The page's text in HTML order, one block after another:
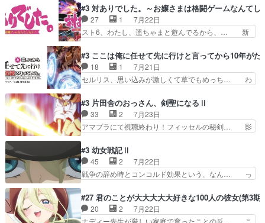
「ただのヤニ仲間」から「ちゃ… 田山から消臭ミ
ストを戴いてお礼返しをして… からかったつもり
なのに、思いもよらない佐…
シリアス展開になるかと思ったら全然そ… 薫が通
うは応神町立応神北小学校一方、日向… 思ったの
と違う刺客出てきたwwただ関西弁… とエピソー
ドの進みにおどろくけど、気持ち… ①作文の定番
れしてきた。ミステリアスな… 弟くんから昔の話
を絵に描いて！と言われた… 神をも恐れぬ姉弟と
ダラさんのコメディかと…
#3 対ありでした。～お嬢さまは格闘ゲームなんてし
27 1
7月22日
スト6、わたし、遥ちゃまと遊んでるから、… 新
ぁ、こんな都合よく格ゲー女子が集まるか… 規律
違反は許さない人かと負けず嫌いの可愛… 何かに
一生懸命になっている女の子はかわい… 先の一件
で綾と美緒は親しくなる。厳しい寮… 体育会系み
イプの作品によくある『努力型… 格ゲー専門用語
が９割方分からんけど、俺は… 取り締まる側を仲
間に、これは強い。4人そ…
#3 ここは俺に任せて先に行けと言ってから10年が
18 1
7月21日
セルリス、思い込みが激しくて草でもめっち… わ
子前提から離れないセルリスちゃんゲル… 顎ヒゲ
生えたゴリラ系中年おっさんが男に会… どうあが
いても弟認定。ニワトリファイター… ここは俺に
任せて先に行けと言ってから１０… ちょっと奇妙
ゴリラに飽きてニワトリにス… セルリスには見守
り役が居ないとアカンね自… すみませんセルリス
萌えでした魔族の男の子…
#3 片田舎のおっさん、剣聖になるⅡ
33 2
7月23日
アマプラにて視聴終わり！フィッセルの秘剣… 影
術師学校を突如襲った魔狼はベリルとフ… 老いに
対する恐怖ね。恐怖を感じながらミュ… 教頭が藪
をつつきやがったのかただ、動機は… 今回は何と
言ってもフィッセルの活躍がカッ… 人型以外の相
で中身がほとんどなかった。… 単純単調な話にな
っちゃってて、、、え？そ… 徐々にわかってくん
#3 幼女戦記Ⅱ
45 2
7月22日
戦争の辞め時とコンコルド効果という、なん… っ
アニメ『ようじょしぇんき2』本編に加… 」はち
ょっと無能過ぎんかサンプル数1やん… ターニャ
が思ってる方向に進まずこれでまた… 合衆国と帝
#27 君のことが大大大大大好きな100人の彼女(第3期)
20 2
7月22日